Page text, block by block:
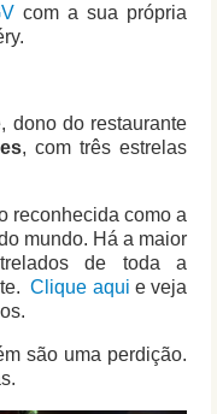
com a sua própria
dono do restaurante
, com três estrelas
reconhecida como a
mundo. Há a maior
de toda a
Clique aqui e veja
são uma perdição.